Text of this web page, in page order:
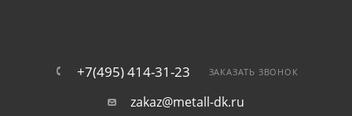
+7(495) 414-31-23 ЗАКАЗАТЬ ЗВОНОК
zakaz@metall-dk.ru